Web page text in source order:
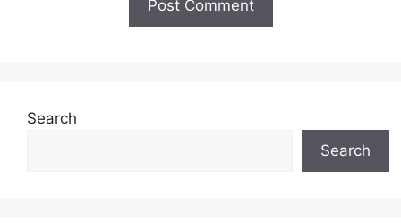
Search
Search